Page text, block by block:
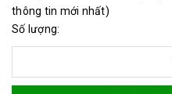
Độ phân giải: 1366x768
thông tin mới nhất)
Số lượng: